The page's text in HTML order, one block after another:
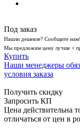
Под заказ
Нашли дешевле? Сообщите нам!
Мы предложим цену лучше +
Купить
Наши менеджеры
условия заказа
Получить скидку
Запросить КП
Цена действительна
отличаться от цен в